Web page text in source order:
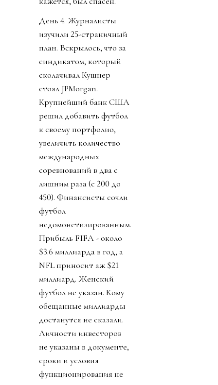
День 4. Журналисты
изучили 25-страничный
план. Вскрылось, что за
синдикатом, который
сколачивал Кушнер
стоял JPMorgan.
Крупнейший банк США
решил добавить футбол
к своему портфолио,
увеличить количество
международных
соревнований в два с
лишним раза (с 200 до
450). Финансисты сочли
футбол
недомонетизированным.
Прибыль FIFA - около
$3.6 миллиарда в год, а
NFL приносит аж $21
миллиард. Женский
футбол не указан. Кому
обещанные миллиарды
достанутся не сказали.
Личности инвесторов
не указаны в документе,
сроки и условия
функционирования не